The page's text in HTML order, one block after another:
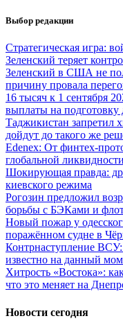
Выбор редакции
Стратегическая игра:
Зеленский теряет
Зеленский в США не
причину провала
16 тысяч к 1 сентября
выплаты на подготовку
Таджикистан запретил
дойдут до такого же
Edenex: От финтех-
глобальной ликвидности
Шокирующая правда:
киевского режима
Рогозин предложил
борьбы с БЭКами и
Новый пожар у
поражённом судне в
Контрнаступление
известно на данный
Хитрость «Востока»:
что это меняет на
Новости сегодня